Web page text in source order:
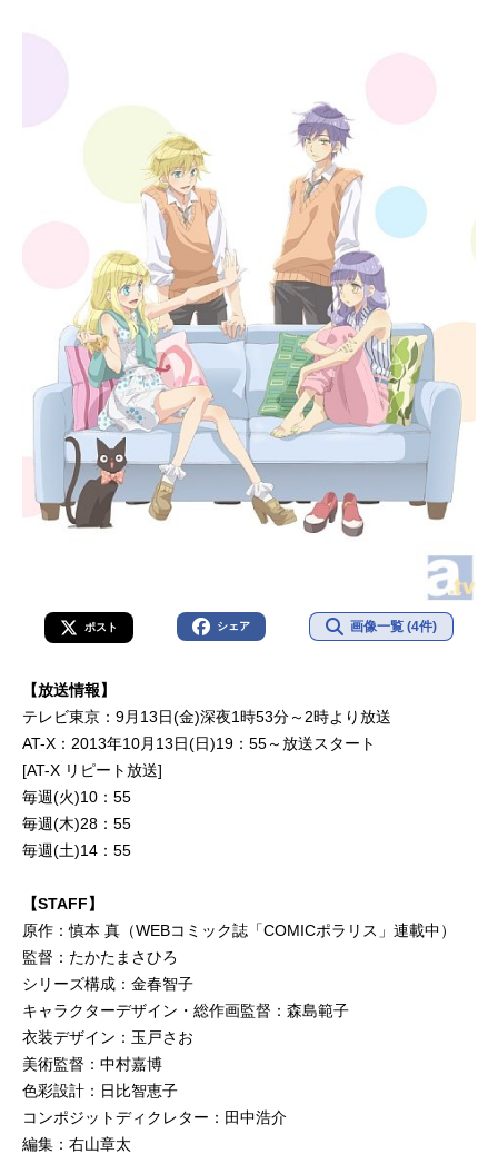
ポスト シェア 画像一覧 (4件)
【放送情報】
テレビ東京：9月13日(金)深夜1時53分～2時より放送
AT-X：2013年10月13日(日)19：55～放送スタート
[AT-X リピート放送]
毎週(火)10：55
毎週(木)28：55
毎週(土)14：55
【STAFF】
原作：慎本 真（WEBコミック誌「COMICポラリス」連載中）
監督：たかたまさひろ
シリーズ構成：金春智子
キャラクターデザイン・総作画監督：森島範子
衣装デザイン：玉戸さお
美術監督：中村嘉博
色彩設計：日比智恵子
コンポジットディクレター：田中浩介
編集：右山章太